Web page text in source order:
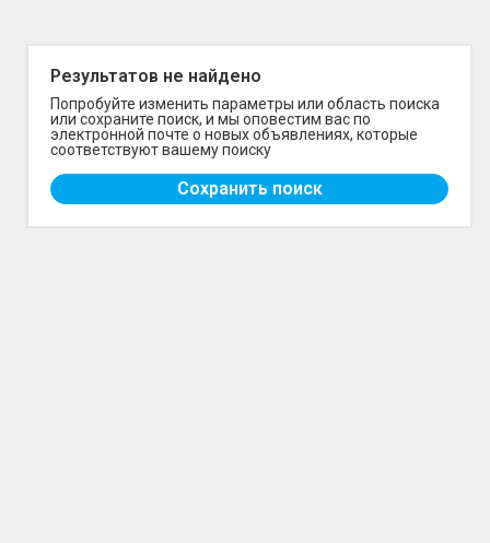
Новостройки
Зарубежная
Результатов не найдено
Попробуйте изменить параметры или область поиска
или сохраните поиск, и мы оповестим вас по
электронной почте о новых объявлениях, которые
соответствуют вашему поиску
Сохранить поиск